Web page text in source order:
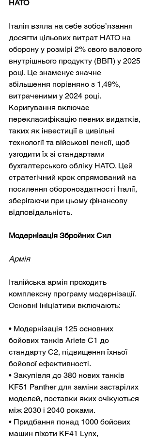
НАТО
Італія взяла на себе зобов’язання
досягти цільових витрат НАТО на
оборону у розмірі 2% свого валового
внутрішнього продукту (ВВП) у 2025
році. Це знаменує значне
збільшення порівняно з 1,49%,
витраченими у 2024 році.
Коригування включає
перекласифікацію певних видатків,
таких як інвестиції в цивільні
технології та військові пенсії, щоб
узгодити їх зі стандартами
бухгалтерського обліку НАТО. Цей
стратегічний крок спрямований на
посилення обороноздатності Італії,
зберігаючи при цьому фінансову
відповідальність.
Модернізація Збройних Сил
Армія
Італійська армія проходить
комплексну програму модернізації.
Основні ініціативи включають:
• Модернізація 125 основних
бойових танків Ariete C1 до
стандарту C2, підвищення їхньої
бойової ефективності.
• Закупівля до 380 нових танків
KF51 Panther для заміни застарілих
моделей, поставки яких очікуються
між 2030 і 2040 роками.
• Придбання понад 1000 бойових
машин піхоти KF41 Lynx,